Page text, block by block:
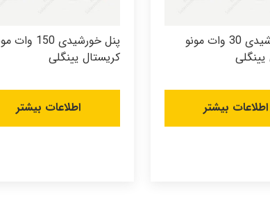
پنل خورشیدی 30 وات مونو
اطلاعات بیشتر
پنل خورشیدی 150
کریستال یینگلی
اطلاعات بیشتر